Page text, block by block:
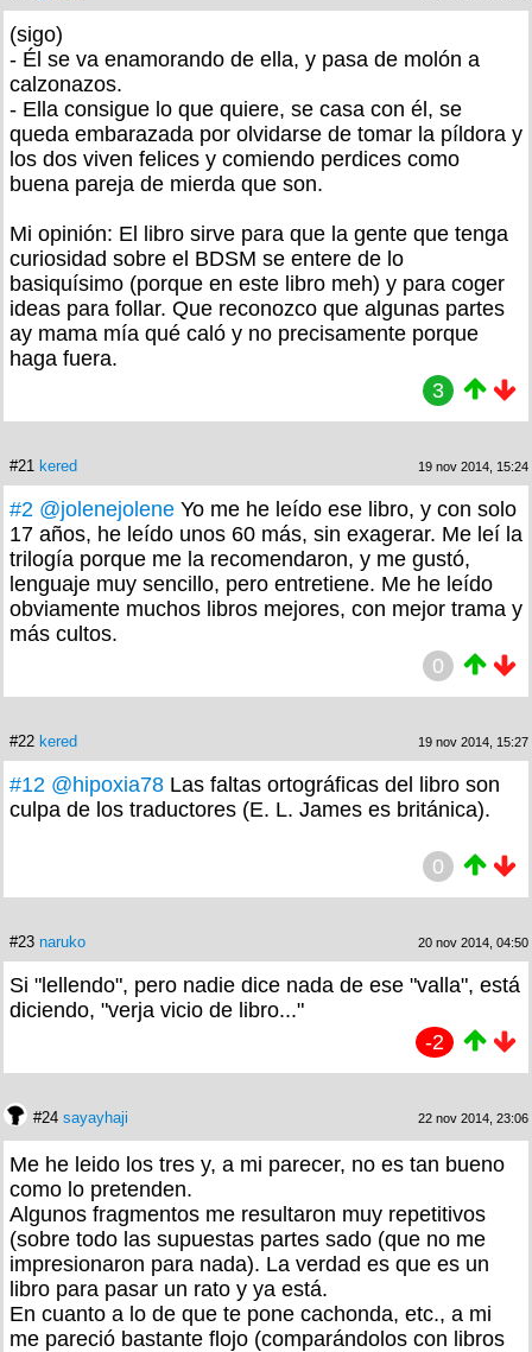
(sigo)
- Él se va enamorando de ella, y pasa de molón a
calzonazos.
- Ella consigue lo que quiere, se casa con él, se
queda embarazada por olvidarse de tomar la píldora y
los dos viven felices y comiendo perdices como
buena pareja de mierda que son.
Mi opinión: El libro sirve para que la gente que tenga
curiosidad sobre el BDSM se entere de lo
basiquísimo (porque en este libro meh) y para coger
ideas para follar. Que reconozco que algunas partes
ay mama mía qué caló y no precisamente porque
haga fuera.
3
#21 kered 19 nov 2014, 15:24
#2 @jolenejolene Yo me he leído ese libro, y con solo
17 años, he leído unos 60 más, sin exagerar. Me leí la
trilogía porque me la recomendaron, y me gustó,
lenguaje muy sencillo, pero entretiene. Me he leído
obviamente muchos libros mejores, con mejor trama y
más cultos.
0
#22 kered 19 nov 2014, 15:27
#12 @hipoxia78 Las faltas ortográficas del libro son
culpa de los traductores (E. L. James es británica).
0
#23 naruko 20 nov 2014, 04:50
Si "lellendo", pero nadie dice nada de ese "valla", está
diciendo, "verja vicio de libro..."
-2
#24 sayayhaji 22 nov 2014, 23:06
Me he leido los tres y, a mi parecer, no es tan bueno
como lo pretenden.
Algunos fragmentos me resultaron muy repetitivos
(sobre todo las supuestas partes sado (que no me
impresionaron para nada). La verdad es que es un
libro para pasar un rato y ya está.
En cuanto a lo de que te pone cachonda, etc., a mi
me pareció bastante flojo (comparándolos con libros